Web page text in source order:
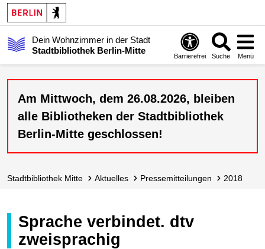
Dein Wohnzimmer in der Stadt
Stadtbibliothek Berlin-Mitte
Barrierefrei Suche Menü
Am Mittwoch, dem 26.08.2026, bleiben
alle Bibliotheken der Stadtbibliothek
Berlin-Mitte geschlossen!
Stadt­bibliothek Mitte Aktuelles Presse­mitteilungen 2018
Sprache verbindet. dtv
zweisprachig